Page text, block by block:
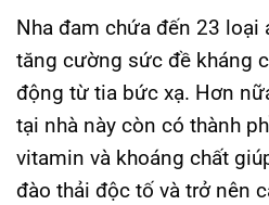
Nha đam chứa đến 23 loại
tăng cường sức đề kháng
động từ tia bức xạ. Hơn
tại nhà này còn có thành
vitamin và khoáng chất
đào thải độc tố và trở nên